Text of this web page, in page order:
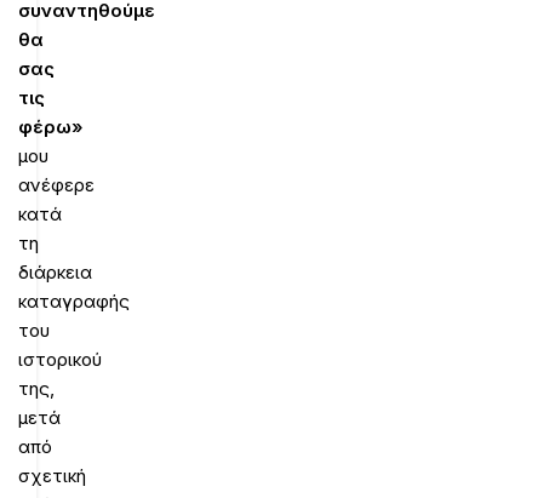
συναντηθούμε
θα
σας
τις
φέρω»
μου
ανέφερε
κατά
τη
διάρκεια
καταγραφής
του
ιστορικού
της,
μετά
από
σχετική